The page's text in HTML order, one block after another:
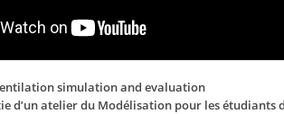
simulation and evaluation
d’un atelier du Modélisation pour les étudiants